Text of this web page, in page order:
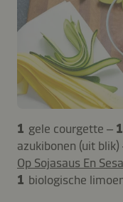
1 gele courgette – 1
azukibonen (uit blik)
Op Sojasaus En
1 biologische